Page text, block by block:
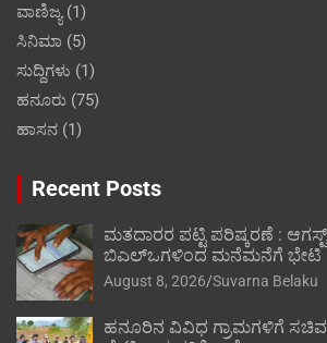
ವಾಣಿಜ್ಯ(1)
ಸಿನಿಮಾ (5)
ಸುದ್ದಿಗಳು (1)
ಹನೂರು (75)
ಹಾಸನ (1)
Recent Posts
ಮತದಾರರ ಪಟ್ಟಿ ಪರಿಷ್ಕರಣೆ :
ಬಿಎಲ್‍ಒಗಳಿಂದ ಮನೆಮನೆಗೆ ಭೇಟಿ
August 8, 2026 Suvarna Belaku
ಹನೂರಿನ ವಿವಿಧ ಗ್ರಾಮಗಳಿಗೆ ಸಚಿವ